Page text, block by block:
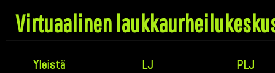
Virtuaalinen
Yleistä LJ PLJ